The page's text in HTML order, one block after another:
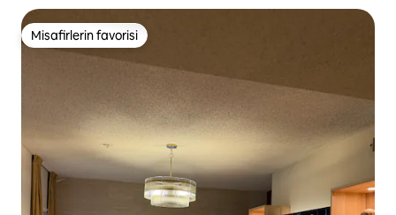
Misafirlerin favorisi
Misafirlerin favorisi